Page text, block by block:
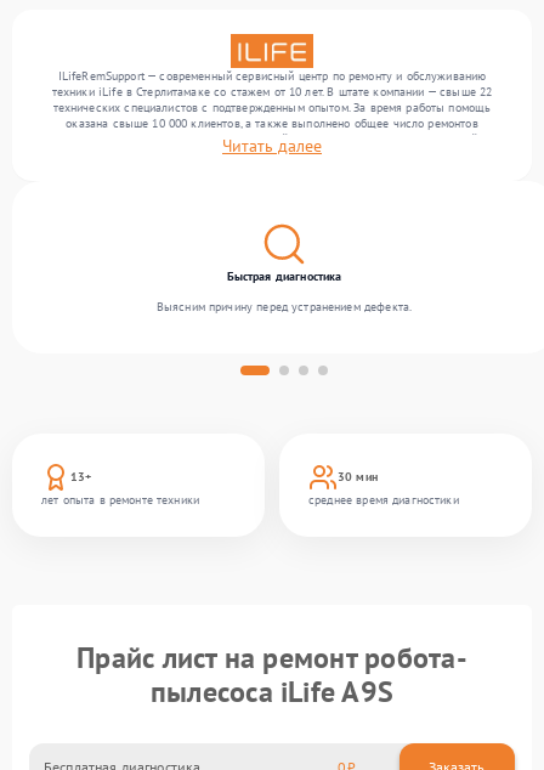
ILifeRemSupport — современный сервисный центр по ремонту и обслуживанию
техники iLife в Стерлитамаке со стажем от 10 лет. В штате компании — свыше 22
технических специалистов с подтвержденным опытом. За время работы помощь
оказана свыше 10 000 клиентов, а также выполнено общее число ремонтов
превысило 12 000. Ежемесячно в сервисный центр поступает более 300 устройств,
включая , , . Мы устраняем поломки любой сложности и обеспечиваем надежный
Читать далее
13+
лет опыта в ремонте техники
30 мин
среднее время диагностики
Быстрая диагностика
Выясним причину перед устранением дефекта.
Прайс лист на ремонт робота-
пылесоса iLife A9S